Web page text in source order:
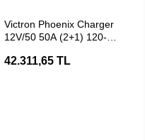
Victron Phoenix Charger
12V/50 50A (2+1) 120-
42.311,65 TL